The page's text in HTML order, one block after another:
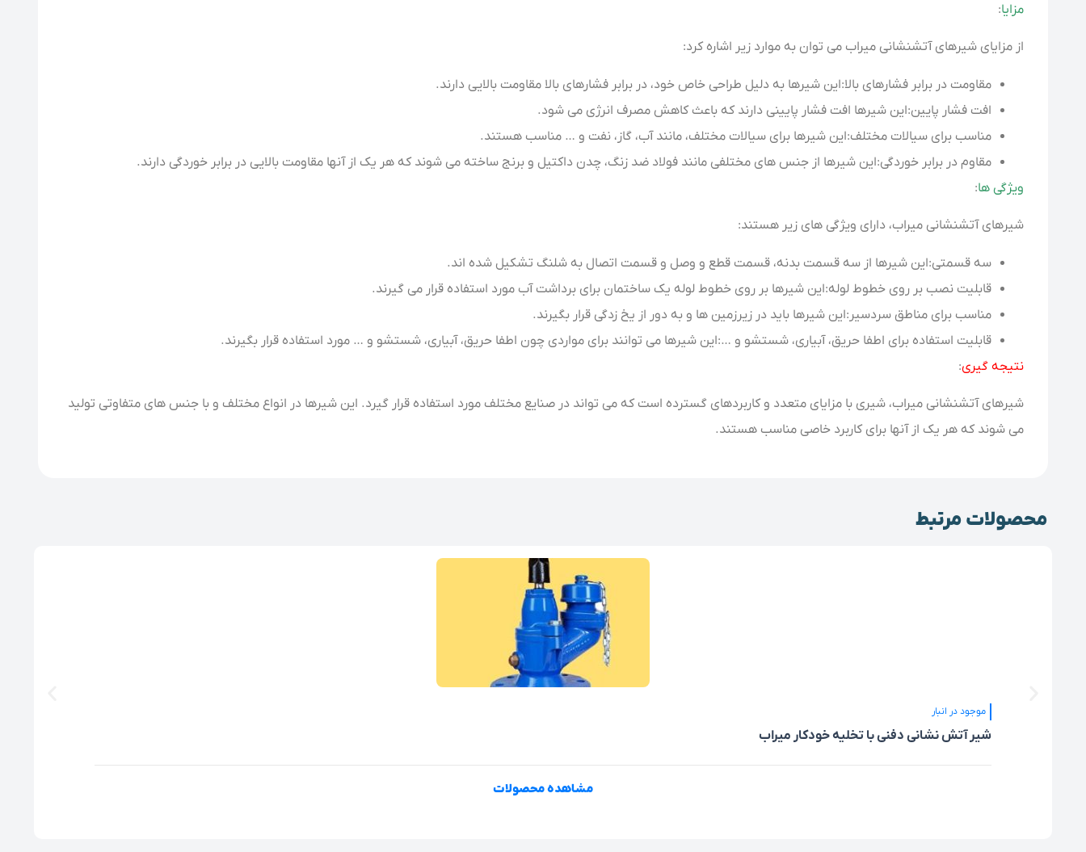
مزایا:
از مزایای شیرهای آتشنشانی میراب می توان به موارد زیر اشاره کرد:
مقاومت در برابر فشارهای بالا:این شیرها به دلیل طراحی خاص خود، در برابر فشارهای بالا مقاومت بالایی دارند.
افت فشار پایین:این شیرها افت فشار پایینی دارند که باعث کاهش مصرف انرژی می شود.
مناسب برای سیالات مختلف:این شیرها برای سیالات مختلف، مانند آب، گاز، نفت و … مناسب هستند.
مقاوم در برابر خوردگی:این شیرها از جنس های مختلفی مانند فولاد ضد زنگ، چدن داکتیل و برنج ساخته می شوند که هر یک از آنها مقاومت بالایی در برابر خوردگی دارند.
ویژگی ها:
شیرهای آتشنشانی میراب، دارای ویژگی های زیر هستند:
سه قسمتی:این شیرها از سه قسمت بدنه، قسمت قطع و وصل و قسمت اتصال به شلنگ تشکیل شده اند.
قابلیت نصب بر روی خطوط لوله:این شیرها بر روی خطوط لوله یک ساختمان برای برداشت آب مورد استفاده قرار می گیرند.
مناسب برای مناطق سردسیر:این شیرها باید در زیرزمین ها و به دور از یخ زدگی قرار بگیرند.
قابلیت استفاده برای اطفا حریق، آبیاری، شستشو و …:این شیرها می توانند برای مواردی چون اطفا حریق، آبیاری، شستشو و … مورد استفاده قرار بگیرند.
نتیجه گیری:
شیرهای آتشنشانی میراب، شیری با مزایای متعدد و کاربردهای گسترده است که می تواند در صنایع مختلف مورد استفاده قرار گیرد. این شیرها در انواع مختلف و با جنس های متفاوتی تولید
می شوند که هر یک از آنها برای کاربرد خاصی مناسب هستند.
محصولات مرتبط
موجود در انبار
شیر آتش نشانی دفنی با تخلیه خودکار میراب
مشاهده محصولات